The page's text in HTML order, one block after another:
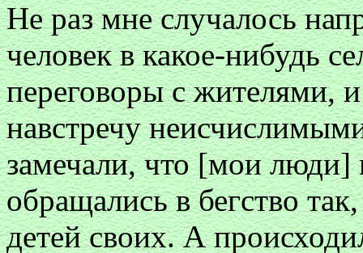
Не раз мне случалось
человек в какое-нибудь
переговоры с жителями,
навстречу
замечали, что [мои
обращались в бегство
детей своих. А